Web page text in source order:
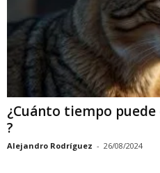
¿Cuánto tiempo
?
Alejandro Rodríguez - 26/08/2024